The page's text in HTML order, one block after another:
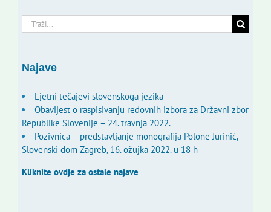
Traži...
Najave
Ljetni tečajevi slovenskoga jezika
Obavijest o raspisivanju redovnih izbora za Državni zbor
Republike Slovenije – 24. travnja 2022.
Pozivnica – predstavljanje monografija Polone Jurinić,
Slovenski dom Zagreb, 16. ožujka 2022. u 18 h
Kliknite ovdje za ostale najave